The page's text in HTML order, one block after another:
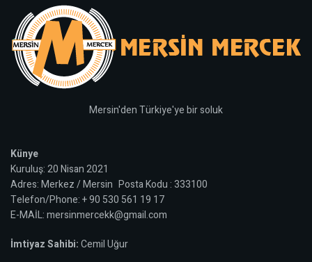
Mersin'den Türkiye'ye bir soluk
Künye
Kuruluş: 20 Nisan 2021
Adres: Merkez / Mersin Posta Kodu : 333100
Telefon/Phone: + 90 530 561 19 17
E-MAİL: mersinmercekk@gmail.com
İmtiyaz Sahibi:Cemil Uğur